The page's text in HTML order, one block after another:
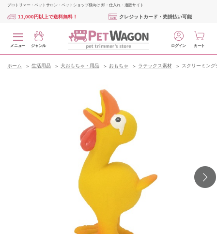
プロトリマー・ペットサロン・ペットショップ様向け 卸・仕入れ・通販サイト
11,000円以上で送料無料！ クレジットカード・売掛払い可能
メニュー ジャンル ログイン カート
ホーム 生活用品 犬おもちゃ・用品 おもちゃ ラテックス素材 スクリーミン